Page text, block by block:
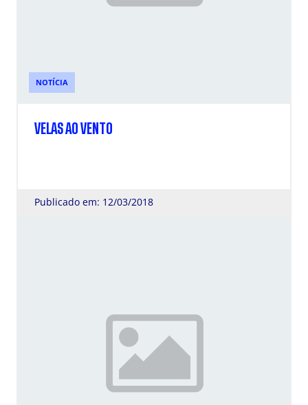
NOTÍCIA
VELAS AO VENTO
Publicado em: 12/03/2018